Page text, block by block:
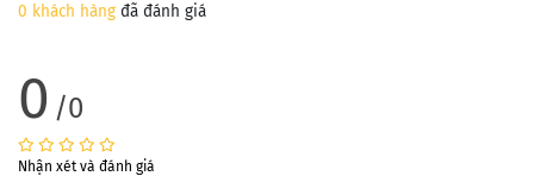
0 khách hàng đã đánh giá
0/0
Nhận xét và đánh giá